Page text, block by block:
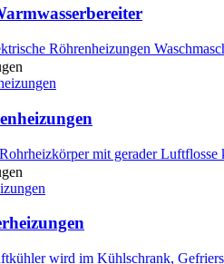
Röhrenheizungen
mit gerader
wird im Kühlschrank,